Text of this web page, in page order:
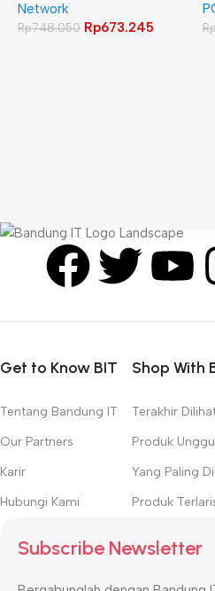
CPE220
Network
Rp748.050 Rp673.245
Get to Know BIT
Tentang Bandung IT
Our Partners
Karir
Hubungi Kami
Shop With
Terakhir
Produk
Yang Paling
Produk
Subscribe Newsletter